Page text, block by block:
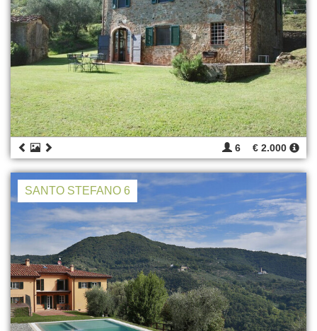
6 € 2.000
SANTO STEFANO 6